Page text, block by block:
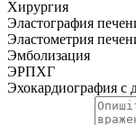
Хирургия
Эластография
Эластометрия
Эмболизация
ЭРПХГ
Эхокардиография с